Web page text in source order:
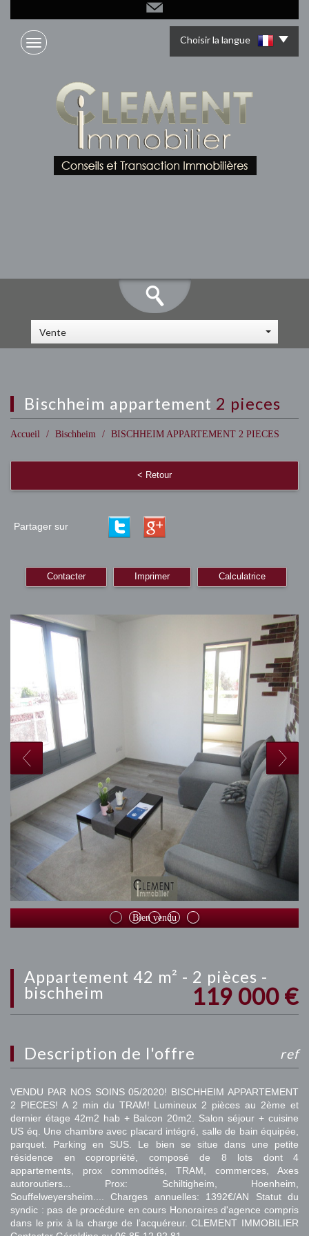
Choisir la langue
Vente
bischheim appartement 2 pieces
Accueil Bischheim BISCHHEIM APPARTEMENT 2 PIECES
< Retour
Partager sur
Contacter Imprimer Calculatrice
Bien vendu
appartement 42 m² - 2 pièces -
bischheim
119 000 €
description de l'offre ref
VENDU PAR NOS SOINS 05/2020! BISCHHEIM APPARTEMENT
2 PIECES! A 2 min du TRAM! Lumineux 2 pièces au 2ème et
dernier étage 42m2 hab + Balcon 20m2. Salon séjour + cuisine
US éq. Une chambre avec placard intégré, salle de bain équipée,
parquet. Parking en SUS. Le bien se situe dans une petite
résidence en copropriété, composé de 8 lots dont 4
appartements, prox commodités, TRAM, commerces, Axes
autoroutiers... Prox: Schiltigheim, Hoenheim,
Souffelweyersheim.... Charges annuelles: 1392€/AN Statut du
syndic : pas de procédure en cours Honoraires d'agence compris
dans le prix à la charge de l’acquéreur. CLEMENT IMMOBILIER